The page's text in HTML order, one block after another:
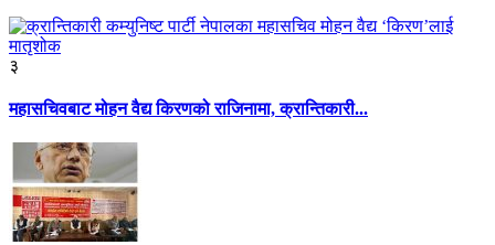
३
महासचिवबाट मोहन वैद्य किरणको राजिनामा, क्रान्तिकारी...